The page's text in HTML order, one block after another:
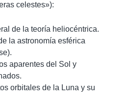
celestes»):
de la teoría heliocéntrica.
la astronomía esférica
aparentes del Sol y
orbitales de la Luna y su